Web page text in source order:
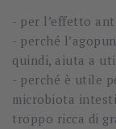
- per l’effetto
- perché
quindi, aiuta a
- perché è utile
microbiota
troppo ricca di